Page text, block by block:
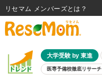
大学受験 by 東進
医専予備校徹底リサーチ
リセマム メンバーズ